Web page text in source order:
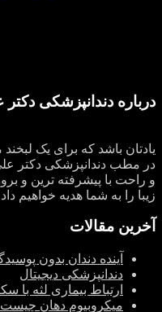
درباره دندانپزشکی
یادتان باشد که برای یک لبخند
در مطب دندانپزشکی دکتر
و راحت با پیشرفته ترین و
زیبا را به شما هدیه خواهیم
آخرین مقالات
آینده دندان بدون
دندانپزشکی دیجیتال
ارتباط بیماری لثه با
میکروبیوم دهان